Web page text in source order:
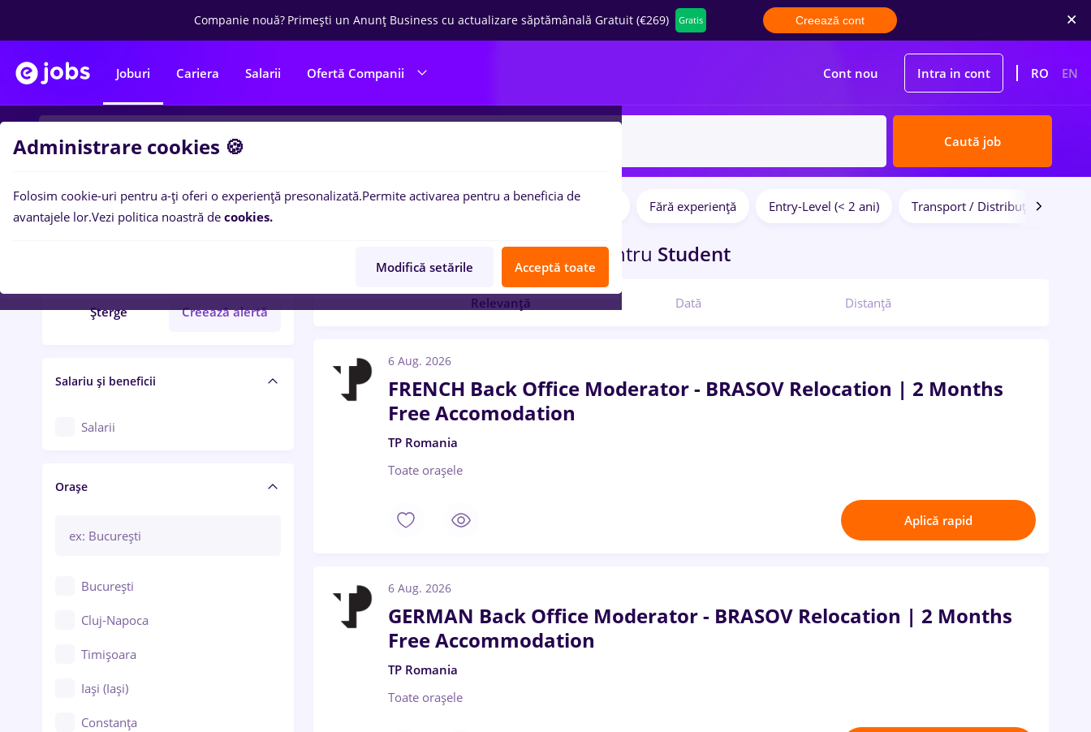
Companie nouă? Primești un Anunț Business cu actualizare săptămânală Gratuit (€269) Gratis Creează cont
Joburi Cariera Salarii Ofertă Companii Cont nou Intra in cont RO EN
Caută job
Filtre
Șterge Creează alertă
Salariu și beneficii
Salarii
Orașe
București
Cluj-Napoca
Timișoara
Iași (Iași)
Constanța
Fără experiență Entry-Level (< 2 ani) Transport / Distribuție
inCorabiapentru Student
Relevanță Dată Distanță
6 Aug. 2026
FRENCH Back Office Moderator - BRASOV Relocation | 2 Months
Free Accomodation
TP Romania
Toate oraşele
Aplică rapid
6 Aug. 2026
GERMAN Back Office Moderator - BRASOV Relocation | 2 Months
Free Accommodation
TP Romania
Toate oraşele
Administrare cookies 🍪
Folosim cookie-uri pentru a-ți oferi o experiență presonalizată.Permite activarea pentru a beneficia de
avantajele lor.Vezi politica noastră de cookies.
Modifică setările Acceptă toate